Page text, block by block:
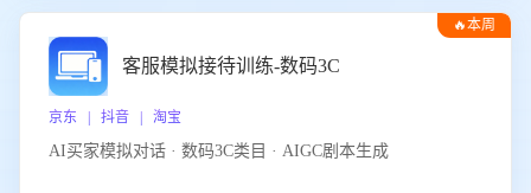
🔥本周
客服模拟接待训练-数码3C
京东 | 抖音 | 淘宝
AI买家模拟对话 · 数码3C类目 · AIGC剧本生成